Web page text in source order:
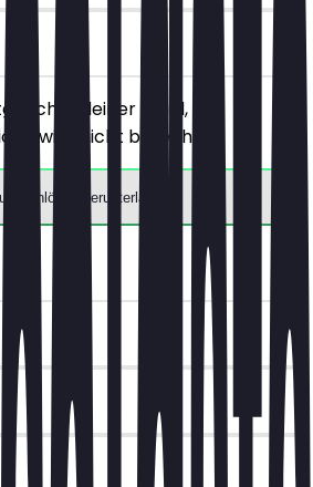
deiner Wahl, das
wird nicht berechnet.
Einlösen herunterladen